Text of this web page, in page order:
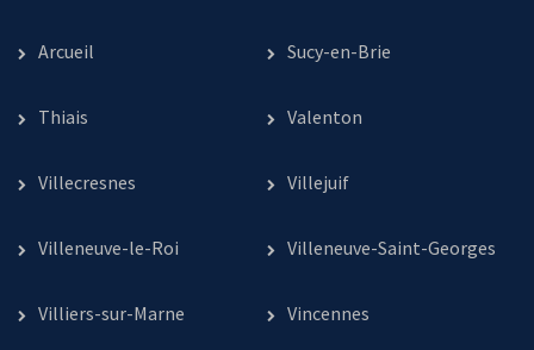
Arcueil Sucy-en-Brie
Thiais Valenton
Villecresnes Villejuif
Villeneuve-le-Roi Villeneuve-Saint-Georges
Villiers-sur-Marne Vincennes